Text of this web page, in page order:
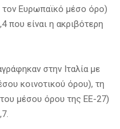
τον Ευρωπαϊκό μέσο όρο)
που είναι η ακριβότερη
στην Ιταλία με
κοινοτικού όρου), τη
μέσου όρου της ΕΕ-27)